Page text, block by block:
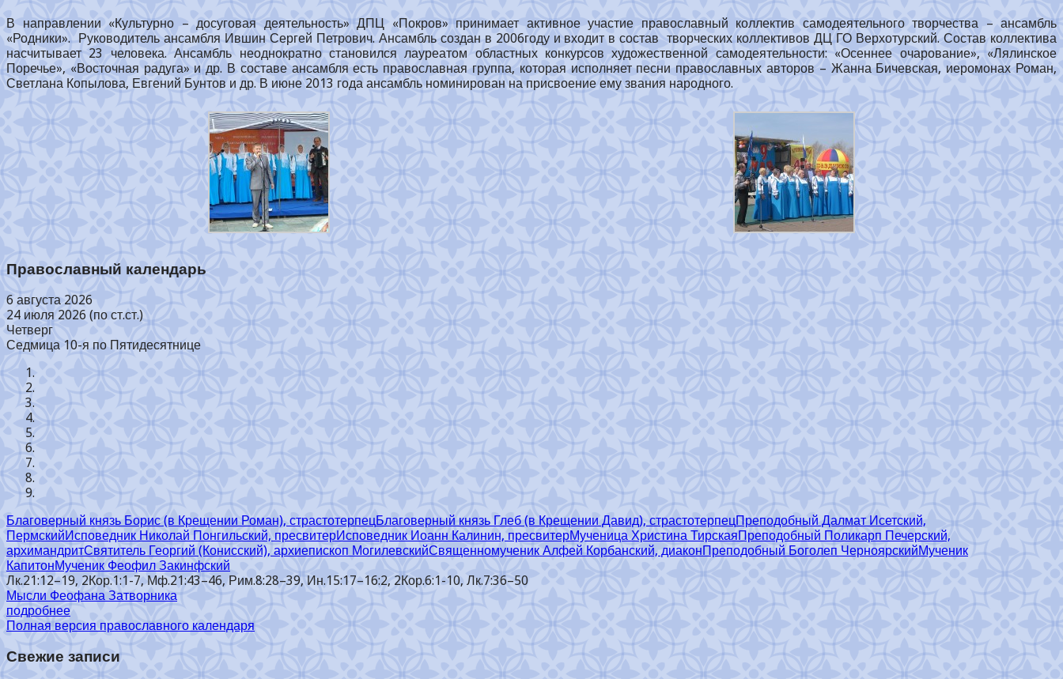
В направлении «Культурно – досуговая деятельность» ДПЦ «Покров» принимает активное участие православный коллектив самодеятельного творчества – ансамбль
«Родники». Руководитель ансамбля Ившин Сергей Петрович. Ансамбль создан в 2006году и входит в состав творческих коллективов ДЦ ГО Верхотурский. Состав коллектива
насчитывает 23 человека. Ансамбль неоднократно становился лауреатом областных конкурсов художественной самодеятельности: «Осеннее очарование», «Лялинское
Поречье», «Восточная радуга» и др. В составе ансамбля есть православная группа, которая исполняет песни православных авторов – Жанна Бичевская, иеромонах Роман,
Светлана Копылова, Евгений Бунтов и др. В июне 2013 года ансамбль номинирован на присвоение ему звания народного.
Православный календарь
6 августа 2026
24 июля 2026 (по ст.ст.)
Четверг
Седмица 10-я по Пятидесятнице
Благоверный князь Борис (в Крещении Роман), страстотерпецБлаговерный князь Глеб (в Крещении Давид), страстотерпецПреподобный Далмат Исетский,
ПермскийИсповедник Николай Понгильский, пресвитерИсповедник Иоанн Калинин, пресвитерМученица Христина ТирскаяПреподобный Поликарп Печерский,
архимандритСвятитель Георгий (Конисский), архиепископ МогилевскийСвященномученик Алфей Корбанский, диаконПреподобный Боголеп ЧерноярскийМученик
КапитонМученик Феофил Закинфский
Лк.21:12–19, 2Кор.1:1-7, Мф.21:43–46, Рим.8:28–39, Ин.15:17–16:2, 2Кор.6:1-10, Лк.7:36–50
Мысли Феофана Затворника
подробнее
Полная версия православного календаря
Свежие записи